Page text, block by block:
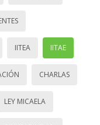
IITEA IITAE
CHARLAS
LEY MICAELA